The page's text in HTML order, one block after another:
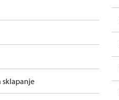
sklapanje